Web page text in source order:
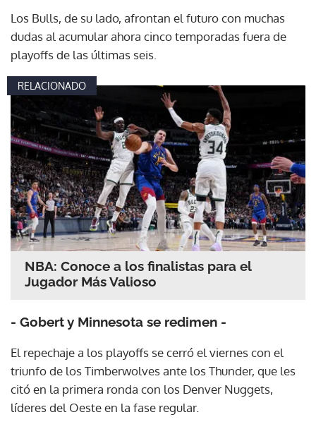
Los Bulls, de su lado, afrontan el futuro con muchas
dudas al acumular ahora cinco temporadas fuera de
playoffs de las últimas seis.
RELACIONADO
NBA: Conoce a los finalistas para el
Jugador Más Valioso
- Gobert y Minnesota se redimen -
El repechaje a los playoffs se cerró el viernes con el
triunfo de los Timberwolves ante los Thunder, que les
citó en la primera ronda con los Denver Nuggets,
líderes del Oeste en la fase regular.